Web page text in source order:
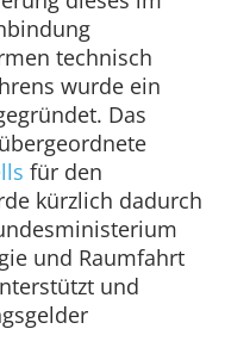
technisch
wurde ein
Das
für den
kürzlich dadurch
und Raumfahrt
und